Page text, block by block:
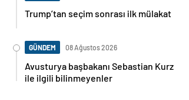
Trump’tan seçim sonrası ilk mülakat
GÜNDEM 08 Ağustos 2026
Avusturya başbakanı Sebastian Kurz
ile ilgili bilinmeyenler